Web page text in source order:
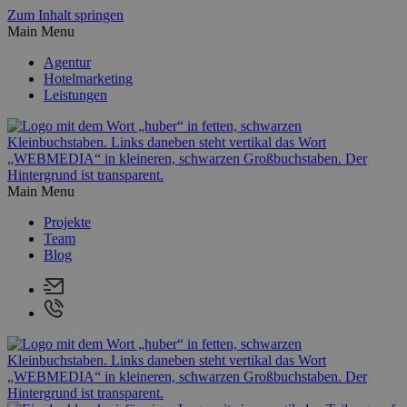
Zum Inhalt springen
Main Menu
Agentur
Hotelmarketing
Leistungen
Main Menu
Projekte
Team
Blog